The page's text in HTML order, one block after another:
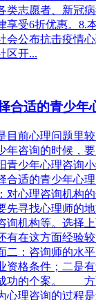
类志愿者、新冠
享受6折优惠。8.
会公布抗击疫情
区开...
合适的青少年
目前心理问题里
年咨询的时候，
青少年心理咨询
合适的青少年心
心理咨询机构的
先寻找心理师的
询机构等。选择
有在这方面经验
：咨询师的水平
资格条件；二是
功的个案。 方
心理咨询的过程